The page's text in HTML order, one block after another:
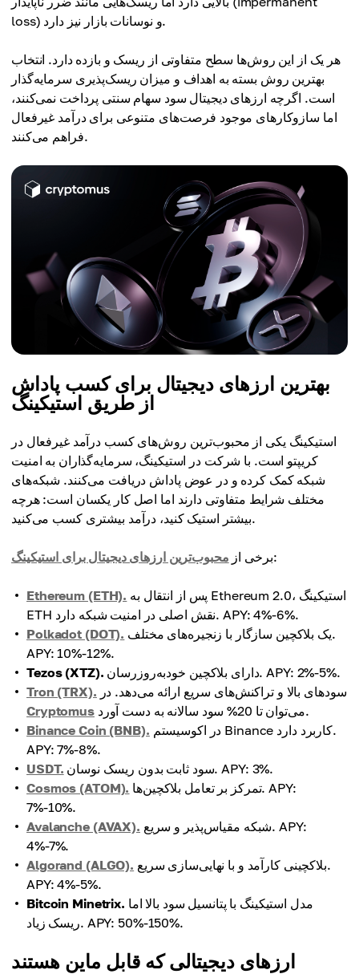
loss) و نوسانات بازار نیز دارد.
هر یک از این روش‌ها سطح متفاوتی از ریسک و بازده دارد. انتخاب
بهترین روش بسته به اهداف و میزان ریسک‌پذیری سرمایه‌گذار
است. اگرچه ارزهای دیجیتال سود سهام سنتی پرداخت نمی‌کنند،
اما سازوکارهای موجود فرصت‌های متنوعی برای درآمد غیرفعال
فراهم می‌کنند.
بهترین ارزهای دیجیتال برای کسب پاداش
از طریق استیکینگ
استیکینگ یکی از محبوب‌ترین روش‌های کسب درآمد غیرفعال در
کریپتو است. با شرکت در استیکینگ، سرمایه‌گذاران به امنیت
شبکه کمک کرده و در عوض پاداش دریافت می‌کنند. شبکه‌های
مختلف شرایط متفاوتی دارند اما اصل کار یکسان است: هرچه
بیشتر استیک کنید، درآمد بیشتری کسب می‌کنید.
برخی از محبوب‌ترین ارزهای دیجیتال برای استیکینگ :
Ethereum (ETH).
ETH نقش اصلی در امنیت شبکه دارد. APY: 4%-6%.
Polkadot (DOT).
APY: 10%-12%.
Tezos (XTZ).
دارای بلاکچین خودبه‌روزرسان. APY: 2%-5%.
Tron (TRX). سودهای بالا و تراکنش‌های سریع ارائه می‌دهد. در
Cryptomus
می‌توان تا 20% سود سالانه به دست آورد.
Binance Coin (BNB).
APY: 7%-8%.
USDT.
سود ثابت بدون ریسک نوسان. APY: 3%.
Cosmos (ATOM).
7%-10%.
Avalanche (AVAX).
4%-7%.
Algorand (ALGO).
APY: 4%-5%.
Bitcoin Minetrix.
ریسک زیاد. APY: 50%-150%.
ارزهای دیجیتالی که قابل ماین هستند